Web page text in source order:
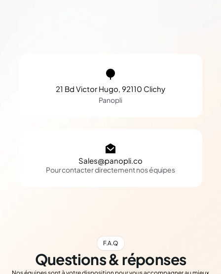
21 Bd Victor Hugo, 92110 Clichy
Panopli
Sales@panopli.co
Pour contacter directement nos équipes
F.A.Q
Questions & réponses